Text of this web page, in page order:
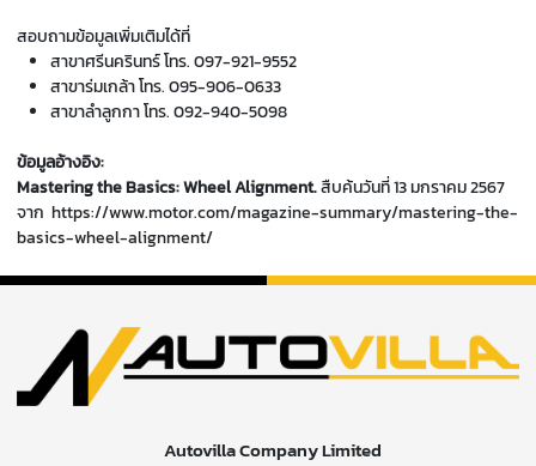
สอบถามข้อมูลเพิ่มเติมได้ที่
สาขาศรีนครินทร์ โทร.097-921-9552
สาขาร่มเกล้า โทร.095-906-0633
สาขาลำลูกกา โทร.092-940-5098
ข้อมูลอ้างอิง:
Mastering the Basics: Wheel Alignment.สืบค้นวันที่ 13 มกราคม 2567
จาก https://www.motor.com/magazine-summary/mastering-the-
basics-wheel-alignment/
Autovilla Company Limited